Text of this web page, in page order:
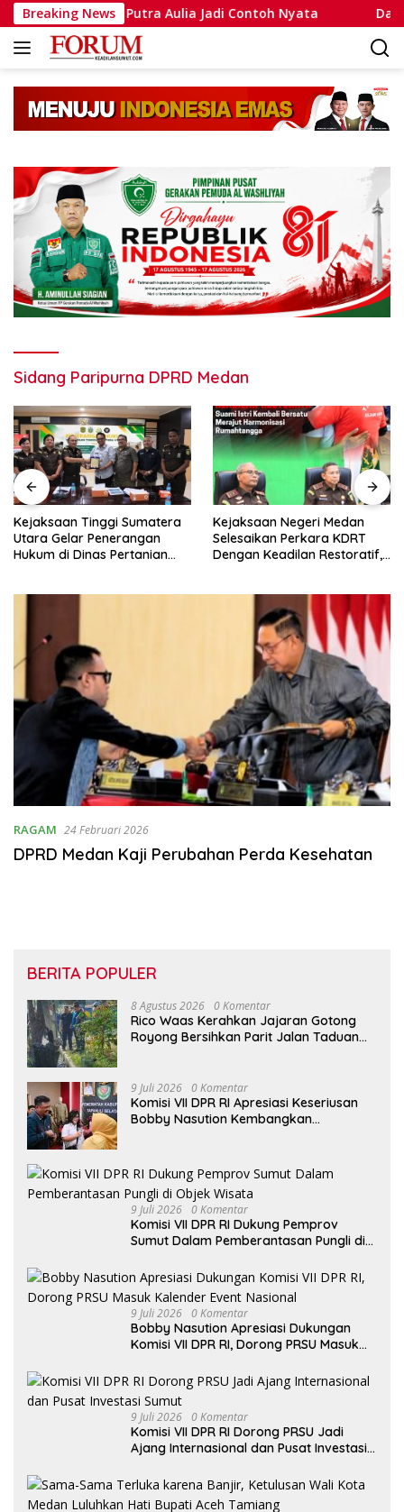
Langsung
ke
konten
Breaking NewsPutra Aulia Jadi Contoh Nyata Dansatlat
Sidang Paripurna DPRD Medan
Kejaksaan Tinggi Sumatera
Utara Gelar Penerangan
Hukum di Dinas Pertanian
Kejaksaan Negeri Medan
Selesaikan Perkara KDRT
Dengan Keadilan Restoratif,
Rumahtangga
RAGAM 24 Februari 2026
DPRD Medan Kaji Perubahan Perda Kesehatan
BERITA POPULER
8 Agustus 2026 0 Komentar
Rico Waas Kerahkan Jajaran Gotong
Royong Bersihkan Parit Jalan Taduan
9 Juli 2026 0 Komentar
Komisi VII DPR RI Apresiasi Keseriusan
Bobby Nasution Kembangkan
9 Juli 2026 0 Komentar
Komisi VII DPR RI Dukung Pemprov
Sumut Dalam Pemberantasan Pungli di
9 Juli 2026 0 Komentar
Bobby Nasution Apresiasi Dukungan
Komisi VII DPR RI, Dorong PRSU Masuk
9 Juli 2026 0 Komentar
Komisi VII DPR RI Dorong PRSU Jadi
Ajang Internasional dan Pusat Investasi